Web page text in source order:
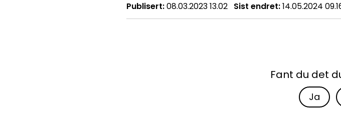
Publisert 08.03.2023 13.02 Sist endret 14.05.2024
Fant du det
Ja